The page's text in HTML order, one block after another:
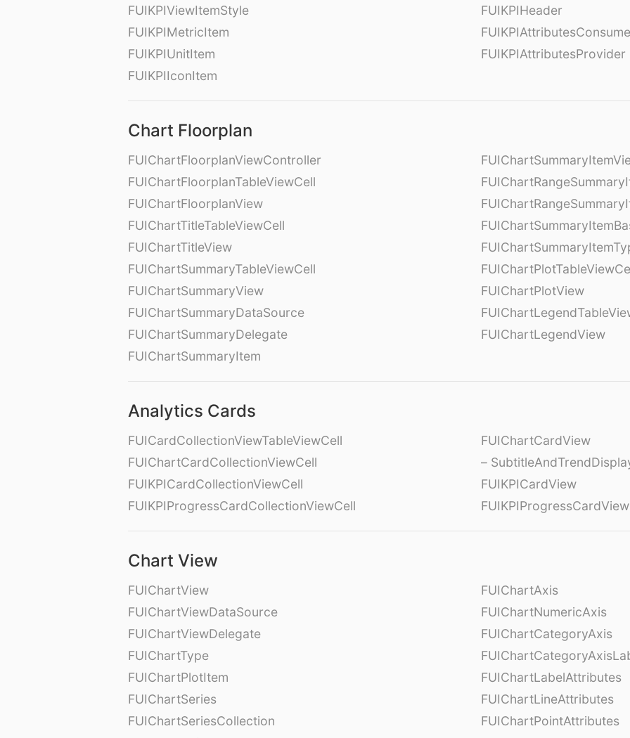
FUIKPIViewItemStyle
FUIKPIMetricItem
FUIKPIUnitItem
FUIKPIIconItem
FUIKPIHeader
FUIKPIAttributesProvider
Chart Floorplan
FUIChartFloorplanViewController
FUIChartFloorplanTableViewCell
FUIChartFloorplanView
FUIChartTitleTableViewCell
FUIChartTitleView
FUIChartSummaryTableViewCell
FUIChartSummaryView
FUIChartSummaryDataSource
FUIChartSummaryDelegate
FUIChartSummaryItem
FUIChartPlotView
FUIChartLegendView
Analytics Cards
FUICardCollectionViewTableViewCell
FUIChartCardCollectionViewCell
FUIKPICardCollectionViewCell
FUIKPIProgressCardCollectionViewCell
FUIChartCardView
–
FUIKPICardView
FUIKPIProgressCardView
Chart View
FUIChartView
FUIChartViewDataSource
FUIChartViewDelegate
FUIChartType
FUIChartPlotItem
FUIChartSeries
FUIChartSeriesCollection
FUIChartAxis
FUIChartNumericAxis
FUIChartCategoryAxis
FUIChartLabelAttributes
FUIChartLineAttributes
FUIChartPointAttributes